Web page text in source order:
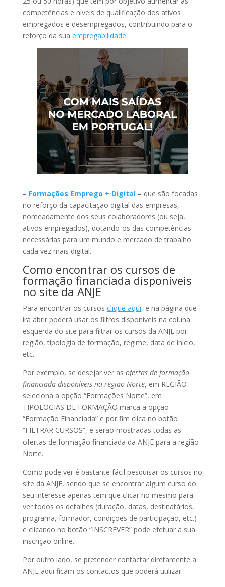
competências e níveis de qualificação dos ativos
empregados e desempregados, contribuindo para o
reforço da sua empregabilidade.
– Formações Emprego + Digital– que são focadas
no reforço da capacitação digital das empresas,
nomeadamente dos seus colaboradores (ou seja,
ativos empregados), dotando-os das competências
necessárias para um mundo e mercado de trabalho
cada vez mais digital.
Como encontrar os cursos de
formação financiada disponíveis
no site da ANJE
Para encontrar os cursos clique aqui, e na página que
irá abrir poderá usar os filtros disponíveis na coluna
esquerda do site para filtrar os cursos da ANJE por:
região, tipologia de formação, regime, data de início,
etc.
Por exemplo, se desejar ver as ofertas de formação
financiada disponíveis na região Norte, em REGIÃO
seleciona a opção “Formações Norte”, em
TIPOLOGIAS DE FORMAÇÃO marca a opção
“Formação Financiada” e por fim clica no botão
“FILTRAR CURSOS”, e serão mostradas todas as
ofertas de formação financiada da ANJE para a região
Norte.
Como pode ver é bastante fácil pesquisar os cursos no
site da ANJE, sendo que se encontrar algum curso do
seu interesse apenas tem que clicar no mesmo para
ver todos os detalhes (duração, datas, destinatários,
programa, formador, condições de participação, etc.)
e clicando no botão “INSCREVER” pode efetuar a sua
inscrição online.
Por outro lado, se pretender contactar diretamente a
ANJE aqui ficam os contactos que poderá utilizar: